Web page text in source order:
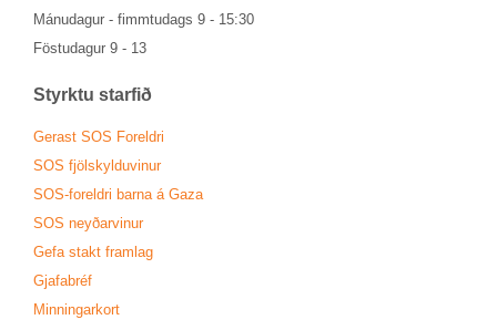
Mánu­dag­ur - fimmtu­dags 9 - 15:30
Föstu­dag­ur 9 - 13
Styrktu starf­ið
Ger­ast SOS For­eldri
SOS fjöl­skyldu­vin­ur
SOS-for­eldri barna á Gaza
SOS neyð­ar­vin­ur
Gefa stakt fram­lag
Gjafa­bréf
Minn­ing­ar­kort